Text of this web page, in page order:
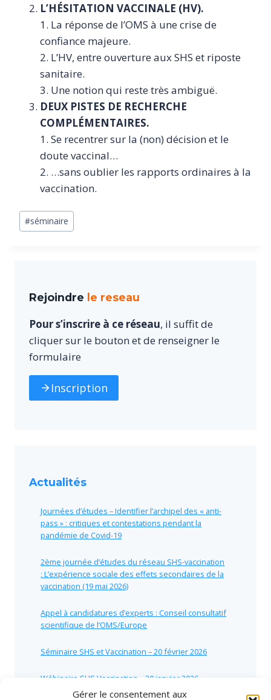
Gérer le consentement aux
L’HÉSITATION VACCINALE (HV).
1. La réponse de l’OMS à une crise de
confiance majeure.
2. L’HV, entre ouverture aux SHS et riposte
sanitaire.
3. Une notion qui reste très ambiguë.
DEUX PISTES DE RECHERCHE
COMPLÉMENTAIRES.
1. Se recentrer sur la (non) décision et le
doute vaccinal…
2. …sans oublier les rapports ordinaires à la
vaccination.
Étiquettes
de
#séminaire
Rejoindre le reseau
Pour s’inscrire à ce réseau, il suffit de
cliquer sur le bouton et de renseigner le
formulaire
Inscription
Actualités
Journées d’études – Identifier l’archipel des « anti-
pass » : critiques et contestations pendant la
pandémie de Covid-19
2ème journée d’études du réseau SHS-vaccination
: L’expérience sociale des effets secondaires de la
vaccination (19 mai 2026)
Appel à candidatures d’experts : Conseil consultatif
scientifique de l’OMS/Europe
Séminaire SHS et Vaccination – 20 février 2026
Wébinaire SHS Vaccination – 30 janvier 2026